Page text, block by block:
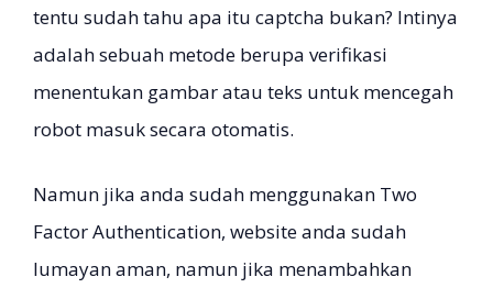
tentu sudah tahu apa itu captcha bukan? Intinya
adalah sebuah metode berupa verifikasi
menentukan gambar atau teks untuk mencegah
robot masuk secara otomatis.
Namun jika anda sudah menggunakan Two
Factor Authentication, website anda sudah
lumayan aman, namun jika menambahkan